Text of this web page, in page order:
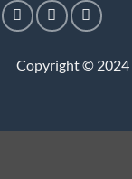
Copyright © 2024